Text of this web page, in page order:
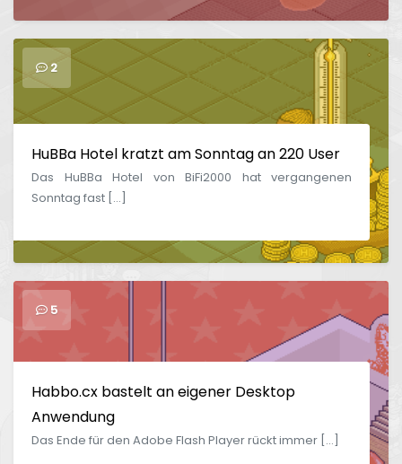
2
HuBBa Hotel kratzt am Sonntag an 220 User
Das HuBBa Hotel von BiFi2000 hat vergangenen
Sonntag fast […]
5
Habbo.cx bastelt an eigener Desktop
Anwendung
Das Ende für den Adobe Flash Player rückt immer […]